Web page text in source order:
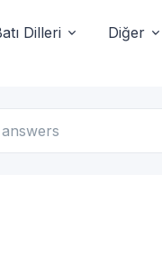
Dilleri Diğer